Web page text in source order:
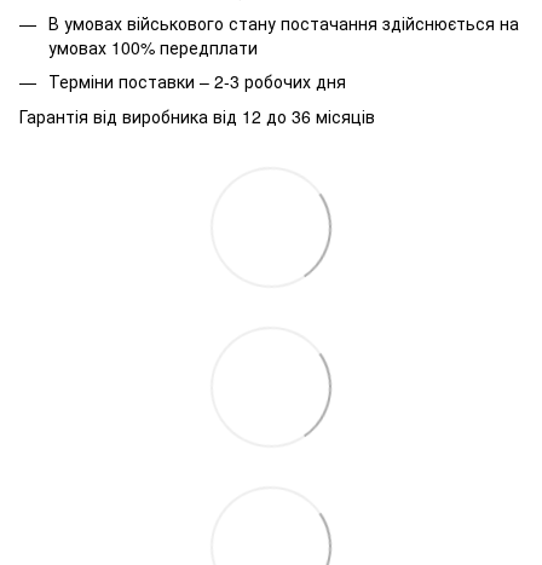
В умовах військового стану постачання здійснюється на
умовах 100% передплати
Терміни поставки – 2-3 робочих дня
Гарантія від виробника від 12 до 36 місяців